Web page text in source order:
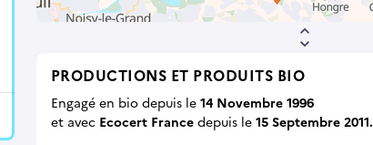
PRODUCTIONS ET PRODUITS BIO
Engagé en bio depuis le 14 Novembre 1996
et avec Ecocert Francedepuis le 15 Septembre 2011.